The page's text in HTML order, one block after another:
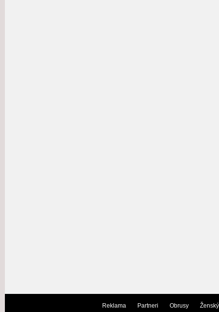
Reklama Partneri Obrusy